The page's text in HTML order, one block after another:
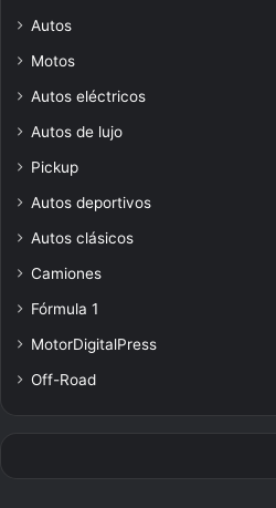
Autos
Motos
Autos eléctricos
Autos de lujo
Pickup
Autos deportivos
Autos clásicos
Camiones
Fórmula 1
MotorDigitalPress
Off-Road